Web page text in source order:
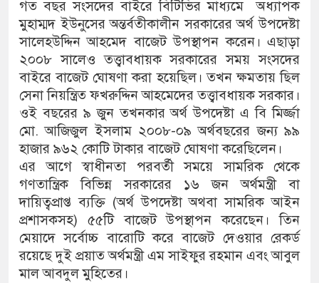
গত বছর সংসদের বাইরে বিটিভির মাধ্যমে অধ্যাপক
মুহাম্মদ ইউনুসের অন্তর্বতীকালীন সরকারের অর্থ উপদেষ্টা
সালেহউদ্দিন আহমেদ বাজেট উপস্থাপন করেন। এছাড়া
২০০৮ সালেও তত্ত্বাবধায়ক সরকারের সময় সংসদের
বাইরে বাজেট ঘোষণা করা হয়েছিল। তখন ক্ষমতায় ছিল
সেনা নিয়ন্ত্রিত ফখরুদ্দিন আহমেদের তত্ত্বাবধায়ক সরকার।
ওই বছরের ৯ জুন তখনকার অর্থ উপদেষ্টা এ বি মির্জ্জা
মো. আজিজুল ইসলাম ২০০৮-০৯ অর্থবছরের জন্য ৯৯
হাজার ৯৬২ কোটি টাকার বাজেট ঘোষণা করেছিলেন।
এর আগে স্বাধীনতা পরবর্তী সময়ে সামরিক থেকে
গণতান্ত্রিক বিভিন্ন সরকারের ১৬ জন অর্থমন্ত্রী বা
দায়িত্বপ্রাপ্ত ব্যক্তি (অর্থ উপদেষ্টা অথবা সামরিক আইন
প্রশাসকসহ) ৫৫টি বাজেট উপস্থাপন করেছেন। তিন
মেয়াদে সর্বোচ্চ বারোটি করে বাজেট দেওয়ার রেকর্ড
রয়েছে দুই প্রয়াত অর্থমন্ত্রী এম সাইফুর রহমান এবং আবুল
মাল আবদুল মুহিতের।